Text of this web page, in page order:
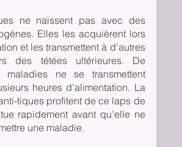
ne naissent pas avec des
Elles les acquièrent lors
et les transmettent à d'autres
des tétées ultérieures. De
maladies ne se transmettent
heures d'alimentation. La
tiques profitent de ce laps de
rapidement avant qu’elle ne
une maladie.